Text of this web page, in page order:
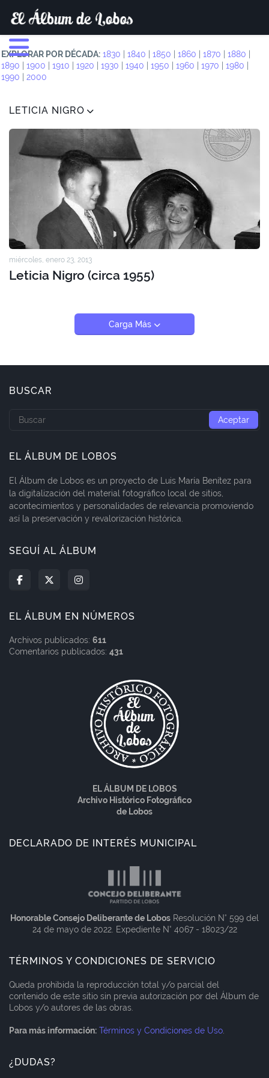
EXPLORAR POR DÉCADA: 1830 1840 1850 1860 1870 1880
1890
1900 1910 1920 1930 1940 1950 1960 1970 1980
1990
2000
LETICIA NIGRO
miércoles, enero 23, 2013
Leticia Nigro (circa 1955)
Carga Más
BUSCAR
EL ÁLBUM DE LOBOS
El Álbum de Lobos es un proyecto de Luis María Benítez para
la digitalización del material fotográfico local de sitios,
acontecimientos y personalidades de relevancia promoviendo
así la preservación y revalorización histórica.
SEGUÍ AL ÁLBUM
EL ÁLBUM EN NÚMEROS
Archivos publicados: 611
Comentarios publicados: 431
EL ÁLBUM DE LOBOS
Archivo Histórico Fotográfico
de Lobos
DECLARADO DE INTERÉS MUNICIPAL
Honorable Consejo Deliberante de Lobos Resolución N° 599 del
24 de mayo de 2022. Expediente N° 4067 - 18023/22
TÉRMINOS Y CONDICIONES DE SERVICIO
Queda prohibida la reproducción total y/o parcial del
contenido de este sitio sin previa autorización por del Álbum de
Lobos y/o autores de las obras.
Para más información: Términos y Condiciones de Uso.
¿DUDAS?